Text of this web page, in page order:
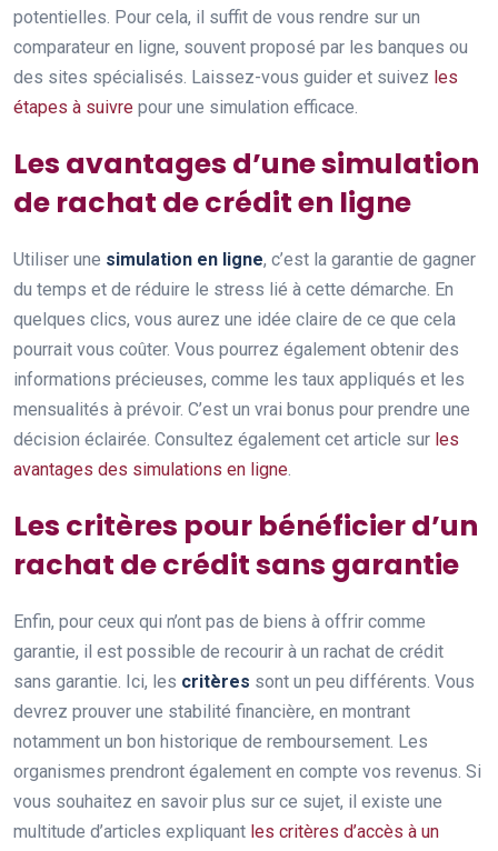
potentielles. Pour cela, il suffit de vous rendre sur un
comparateur en ligne, souvent proposé par les banques ou
des sites spécialisés. Laissez-vous guider et suivez les
étapes à suivre pour une simulation efficace.
Les avantages d’une simulation
de rachat de crédit en ligne
Utiliser une simulation en ligne, c’est la garantie de gagner
du temps et de réduire le stress lié à cette démarche. En
quelques clics, vous aurez une idée claire de ce que cela
pourrait vous coûter. Vous pourrez également obtenir des
informations précieuses, comme les taux appliqués et les
mensualités à prévoir. C’est un vrai bonus pour prendre une
décision éclairée. Consultez également cet article sur les
avantages des simulations en ligne.
Les critères pour bénéficier d’un
rachat de crédit sans garantie
Enfin, pour ceux qui n’ont pas de biens à offrir comme
garantie, il est possible de recourir à un rachat de crédit
sans garantie. Ici, les critères sont un peu différents. Vous
devrez prouver une stabilité financière, en montrant
notamment un bon historique de remboursement. Les
organismes prendront également en compte vos revenus. Si
vous souhaitez en savoir plus sur ce sujet, il existe une
multitude d’articles expliquant les critères d’accès à un